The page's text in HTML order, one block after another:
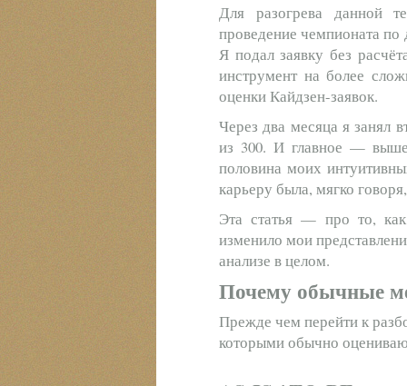
Для разогрева данной
проведение чемпионата
Я подал заявку без
инструмент на более
оценки Кайдзен-заявок.
Через два месяца я занял
из 300. И главное —
половина моих
карьеру была, мягко
Эта статья — про то,
изменило мои
анализе в целом.
Почему обычные
Прежде чем перейти к
которыми обычно